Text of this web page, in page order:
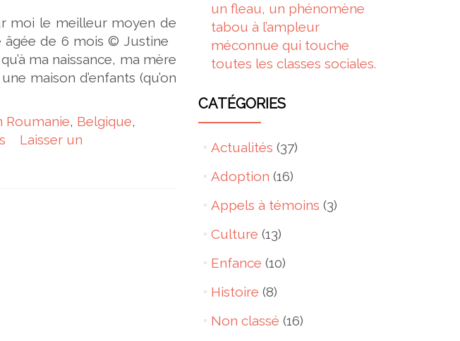
moi le meilleur moyen de
âgée de 6 mois © Justine
ma naissance, ma mère
maison d’enfants (qu’on
Roumanie, Belgique,
Laisser un
un fleau, un phénomène
tabou à l’ampleur
méconnue qui touche
toutes les classes sociales.
CATÉGORIES
Actualités (37)
Adoption (16)
Appels à témoins (3)
Culture (13)
Enfance (10)
Histoire (8)
Non classé (16)